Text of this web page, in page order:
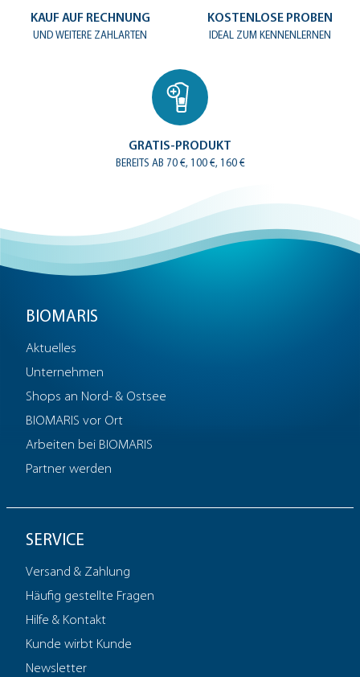
KAUF AUF RECHNUNG
UND WEITERE ZAHLARTEN
KOSTENLOSE PROBEN
IDEAL ZUM KENNENLERNEN
GRATIS-PRODUKT
BEREITS AB 70 €, 100 €, 160 €
BIOMARIS
Aktuelles
Unternehmen
Shops an Nord- & Ostsee
BIOMARIS vor Ort
Arbeiten bei BIOMARIS
Partner werden
SERVICE
Versand & Zahlung
Häufig gestellte Fragen
Hilfe & Kontakt
Kunde wirbt Kunde
Newsletter